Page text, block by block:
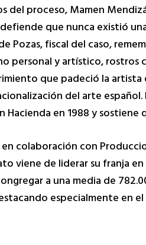
del proceso, Mamen
que nunca existió
Pozas, fiscal del caso,
personal y artístico,
que padeció la
del arte
en 1988 y sostiene
colaboración con
viene de liderar su franja
a una media de
especialmente en